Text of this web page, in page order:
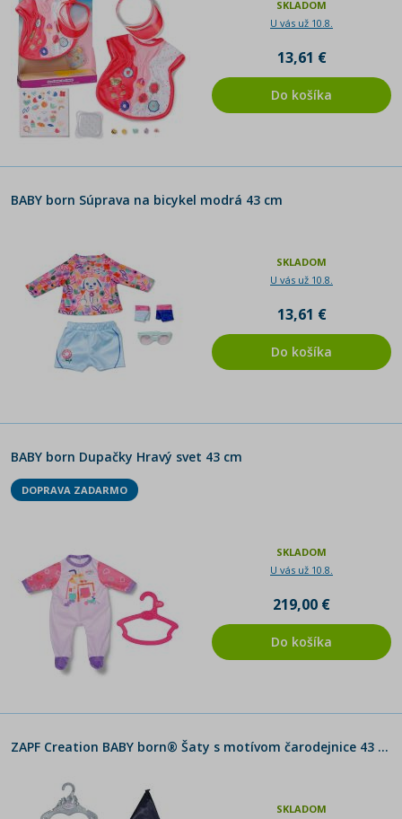
SKLADOM
U vás už 10.8.
13,61 €
Do košíka
BABY born Súprava na bicykel modrá 43 cm
SKLADOM
U vás už 10.8.
13,61 €
Do košíka
BABY born Dupačky Hravý svet 43 cm
DOPRAVA ZADARMO
SKLADOM
U vás už 10.8.
219,00 €
Do košíka
ZAPF Creation BABY born® Šaty s motívom čarodejnice 43 cm
SKLADOM